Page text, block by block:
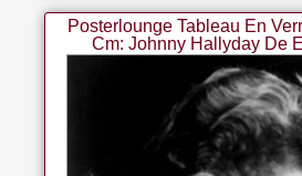
Posterlounge Tableau En
Cm: Johnny Hallyday De